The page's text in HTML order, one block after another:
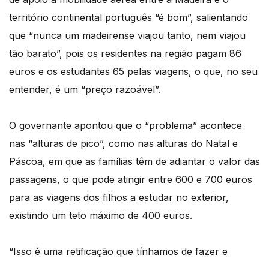
território continental português “é bom”, salientando
que “nunca um madeirense viajou tanto, nem viajou
tão barato”, pois os residentes na região pagam 86
euros e os estudantes 65 pelas viagens, o que, no seu
entender, é um “preço razoável”.
O governante apontou que o “problema” acontece
nas “alturas de pico”, como nas alturas do Natal e
Páscoa, em que as famílias têm de adiantar o valor das
passagens, o que pode atingir entre 600 e 700 euros
para as viagens dos filhos a estudar no exterior,
existindo um teto máximo de 400 euros.
“Isso é uma retificação que tínhamos de fazer e